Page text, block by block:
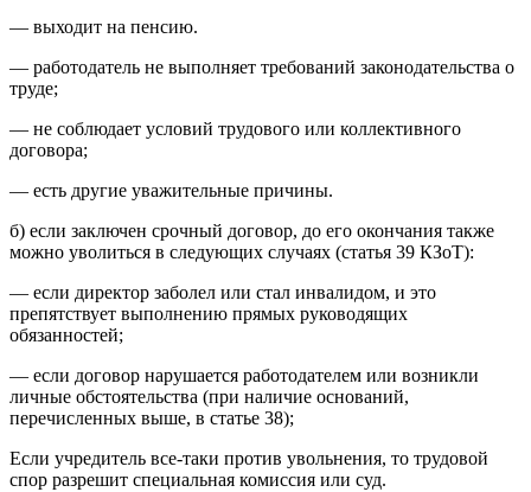
— выходит на пенсию.
— работодатель не выполняет требований законодательства о
труде;
— не соблюдает условий трудового или коллективного
договора;
— есть другие уважительные причины.
б) если заключен срочный договор, до его окончания также
можно уволиться в следующих случаях (статья 39 КЗоТ):
— если директор заболел или стал инвалидом, и это
препятствует выполнению прямых руководящих
обязанностей;
— если договор нарушается работодателем или возникли
личные обстоятельства (при наличие оснований,
перечисленных выше, в статье 38);
Если учредитель все-таки против увольнения, то трудовой
спор разрешит специальная комиссия или суд.